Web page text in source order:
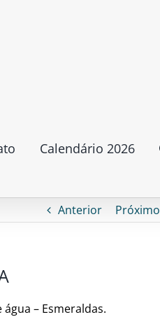
Calendário 2026
Anterior Próximo
– Esmeraldas.